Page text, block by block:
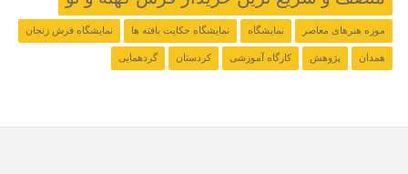
موزه هنرهای معاصر نمایشگاه نمایشگاه حکایت بافته ها نمایشگاه فرش زنجان
همدان پژوهش کارگاه آموزشی کردستان گردهمایی